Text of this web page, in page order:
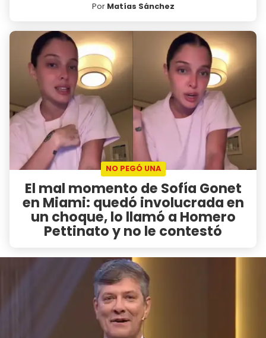
Por Matías Sánchez
NO PEGÓ UNA
El mal momento de Sofía Gonet
en Miami: quedó involucrada en
un choque, lo llamó a Homero
Pettinato y no le contestó